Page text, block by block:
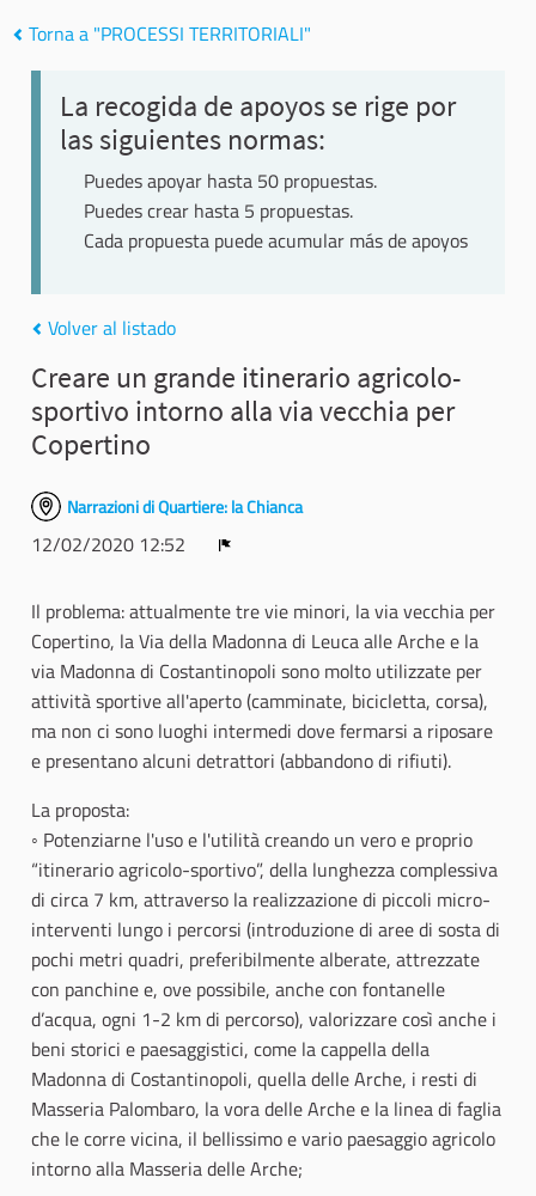
Torna a "PROCESSI TERRITORIALI"
La recogida de apoyos se rige por
las siguientes normas:
Puedes apoyar hasta 50 propuestas.
Puedes crear hasta 5 propuestas.
Cada propuesta puede acumular más de apoyos
Volver al listado
Creare un grande itinerario agricolo-
sportivo intorno alla via vecchia per
Copertino
Narrazioni di Quartiere: la Chianca
12/02/2020 12:52
Il problema: attualmente tre vie minori, la via vecchia per
Copertino, la Via della Madonna di Leuca alle Arche e la
via Madonna di Costantinopoli sono molto utilizzate per
attività sportive all'aperto (camminate, bicicletta, corsa),
ma non ci sono luoghi intermedi dove fermarsi a riposare
e presentano alcuni detrattori (abbandono di rifiuti).
La proposta:
◦ Potenziarne l'uso e l'utilità creando un vero e proprio
“itinerario agricolo-sportivo”, della lunghezza complessiva
di circa 7 km, attraverso la realizzazione di piccoli micro-
interventi lungo i percorsi (introduzione di aree di sosta di
pochi metri quadri, preferibilmente alberate, attrezzate
con panchine e, ove possibile, anche con fontanelle
d’acqua, ogni 1-2 km di percorso), valorizzare così anche i
beni storici e paesaggistici, come la cappella della
Madonna di Costantinopoli, quella delle Arche, i resti di
Masseria Palombaro, la vora delle Arche e la linea di faglia
che le corre vicina, il bellissimo e vario paesaggio agricolo
intorno alla Masseria delle Arche;